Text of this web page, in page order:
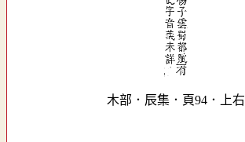
木部．辰集．頁94．上右